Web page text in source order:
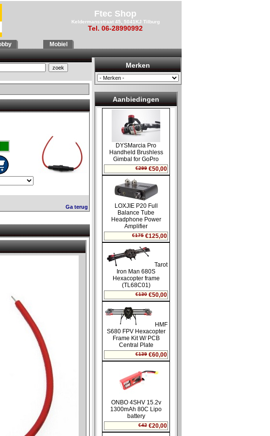
Ftec Shop
Keldermansstraat 45, 5041KJ Tilburg
Tel. 06-28990992
Mobiel
Ga terug
Merken
Aanbiedingen